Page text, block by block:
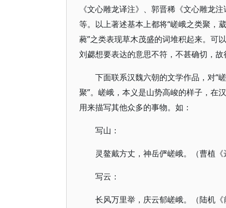
《文心雕龙译注》、郭晋稀《文心雕龙
等。以上著述基本上都将“嵯峨之类聚，
蕤”之类表现草木茂盛的词堆积起来。可
刘勰想要表达的意思不符，不甚确切，故
下面联系汉魏六朝的文学作品，对“
聚”。嵯峨，本义是山势高峻的样子，在
用来描写其他众多的事物。如：
写山：
灵鳌戴方丈，神岳俨嵯峨。（曹植《
写云：
长风万里举，庆云郁嵯峨。（陆机《